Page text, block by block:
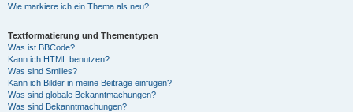
Wie markiere ich ein Thema als neu?
Textformatierung und Thementypen
Was ist BBCode?
Kann ich HTML benutzen?
Was sind Smilies?
Kann ich Bilder in meine Beiträge einfügen?
Was sind globale Bekanntmachungen?
Was sind Bekanntmachungen?